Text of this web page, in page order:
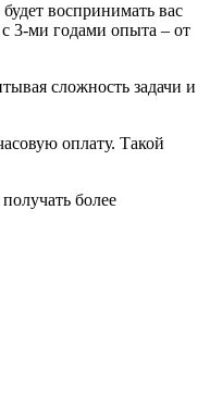
воспринимать вас
3‑ми годами опыта – от
сложность задачи и
оплату. Такой
более